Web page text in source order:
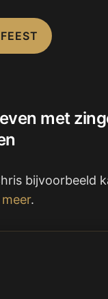
met
bijvoorbeeld
.